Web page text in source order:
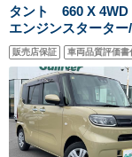
タント 660 X 4WD
エンジンスタータ
ライブレコーダー/
イドドア/LEDヘッ
販売店保証 車両品質評価書